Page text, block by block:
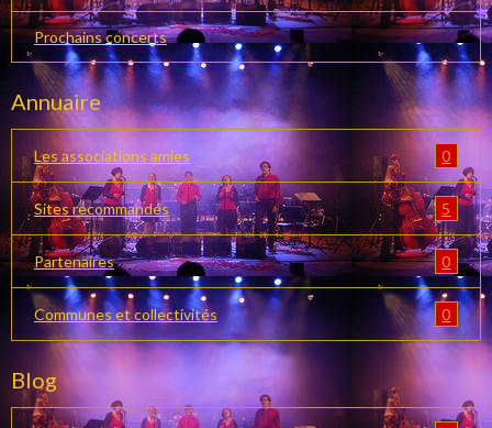
Prochains concerts
Annuaire
Les associations amies 0
Sites recommandés 5
Partenaires 0
Communes et collectivités 0
Blog